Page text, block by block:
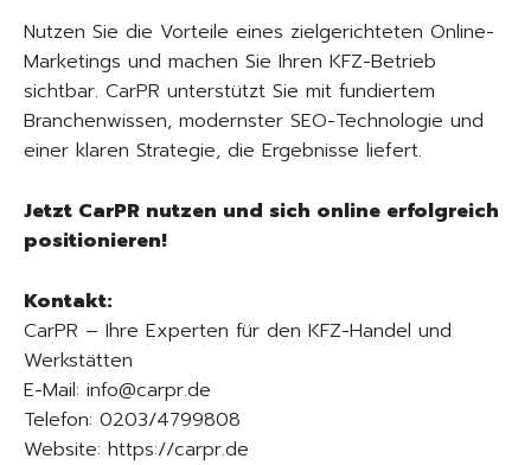
Nutzen Sie die Vorteile eines zielgerichteten Online-
Marketings und machen Sie Ihren KFZ-Betrieb
sichtbar. CarPR unterstützt Sie mit fundiertem
Branchenwissen, modernster SEO-Technologie und
einer klaren Strategie, die Ergebnisse liefert.
Jetzt CarPR nutzen und sich online erfolgreich
positionieren!
Kontakt:
CarPR – Ihre Experten für den KFZ-Handel und
Werkstätten
E-Mail: info@carpr.de
Telefon: 0203/4799808
Website: https://carpr.de